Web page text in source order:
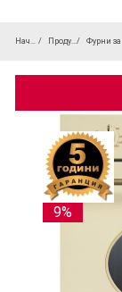
Начало Продукти Фурни за
9%